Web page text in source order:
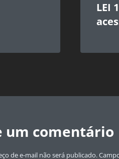
LEI
um comentário
de e-mail não será publicado.